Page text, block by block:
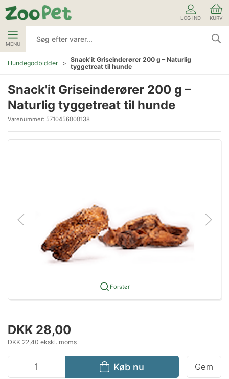
LOG IND KURV
MENU
Hundegodbidder
Snack'it Griseinderører 200 g – Naturlig
tyggetreat til hunde
Snack'it Griseinderører 200 g –
Naturlig tyggetreat til hunde
Varenummer: 5710456000138
Forstør
DKK 28,00
DKK 22,40 ekskl. moms
Køb nu Gem